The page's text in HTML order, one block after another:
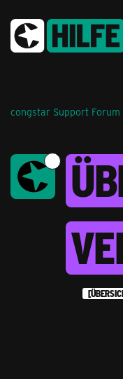
congstar Support Forum